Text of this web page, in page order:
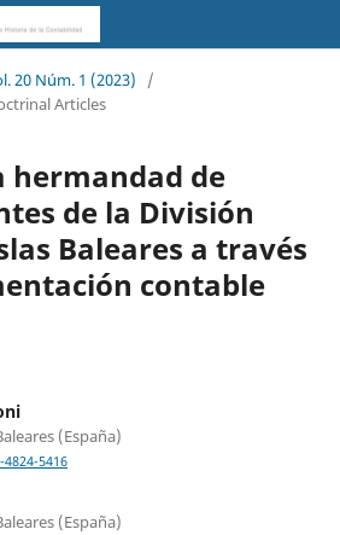
20 Núm. 1 (2023)
/
Articles
hermandad de
de la División
Baleares a través
contable
(España)
5416
(España)